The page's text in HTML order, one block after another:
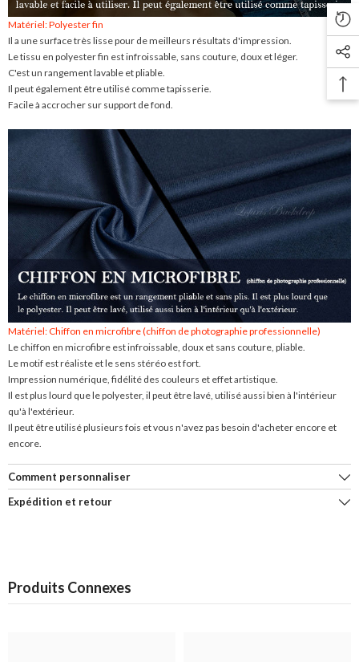
Matériel: Polyester fin
Il a une surface très lisse pour de meilleurs résultats d'impression.
Le tissu en polyester fin est infroissable, sans couture, doux et léger.
C'est un rangement lavable et pliable.
Il peut également être utilisé comme tapisserie.
Facile à accrocher sur support de fond.
Matériel: Chiffon en microfibre (chiffon de photographie professionnelle)
Le chiffon en microfibre est infroissable, doux et sans couture, pliable.
Le motif est réaliste et le sens stéréo est fort.
Impression numérique, fidélité des couleurs et effet artistique.
Il est plus lourd que le polyester, il peut être lavé, utilisé aussi bien à l'intérieur
qu'à l'extérieur.
Il peut être utilisé plusieurs fois et vous n'avez pas besoin d'acheter encore et
encore.
Comment personnaliser
Expédition et retour
Produits Connexes